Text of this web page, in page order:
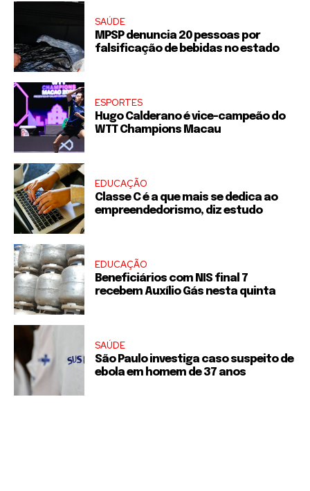
SAÚDE
MPSP denuncia 20 pessoas por
falsificação de bebidas no estado
ESPORTES
Hugo Calderano é vice-campeão do
WTT Champions Macau
EDUCAÇÃO
Classe C é a que mais se dedica ao
empreendedorismo, diz estudo
EDUCAÇÃO
Beneficiários com NIS final 7
recebem Auxílio Gás nesta quinta
SAÚDE
São Paulo investiga caso suspeito de
ebola em homem de 37 anos